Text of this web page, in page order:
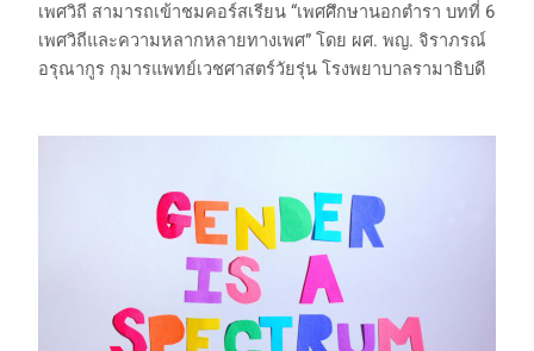
เพศวิถี สามารถเข้าชมคอร์สเรียน “เพศศึกษานอกตำรา บทที่ 6
เพศวิถีและความหลากหลายทางเพศ” โดย ผศ. พญ. จิราภรณ์
อรุณากูร กุมารแพทย์เวชศาสตร์วัยรุ่น โรงพยาบาลรามาธิบดี